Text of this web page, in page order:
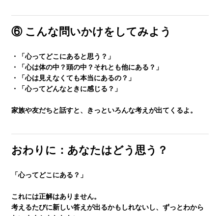
⑥ こんな問いかけをしてみよう
・「心ってどこにあると思う？」
・「心は体の中？頭の中？それとも他にある？」
・「心は見えなくても本当にあるの？」
・「心ってどんなときに感じる？」
家族や友だちと話すと、きっといろんな考えが出てくるよ。
おわりに：あなたはどう思う？
「心ってどこにある？」
これには正解はありません。
考えるたびに新しい答えが出るかもしれないし、ずっとわから